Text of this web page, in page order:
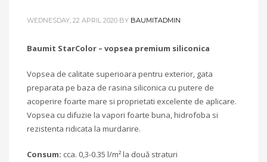
WEDNESDAY, 22 APRIL 2020 BY BAUMITADMIN
Baumit StarColor – vopsea premium siliconica
Vopsea de calitate superioara pentru exterior, gata
preparata pe baza de rasina siliconica cu putere de
acoperire foarte mare si proprietati excelente de aplicare.
Vopsea cu difuzie la vapori foarte buna, hidrofoba si
rezistenta ridicata la murdarire.
Consum: cca. 0,3-0.35 l/m² la două straturi